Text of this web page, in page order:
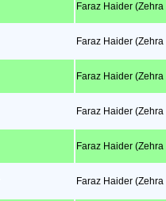
Faraz Haider (Zehra
Faraz Haider (Zehra
Faraz Haider (Zehra
Faraz Haider (Zehra
Faraz Haider (Zehra
Faraz Haider (Zehra